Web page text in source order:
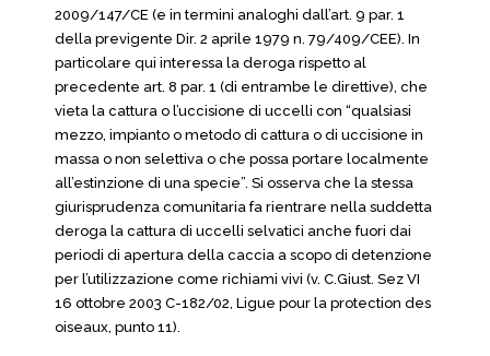
2009/147/CE (e in termini analoghi dall’art. 9 par. 1
della previgente Dir. 2 aprile 1979 n. 79/409/CEE). In
particolare qui interessa la deroga rispetto al
precedente art. 8 par. 1 (di entrambe le direttive), che
vieta la cattura o l’uccisione di uccelli con “qualsiasi
mezzo, impianto o metodo di cattura o di uccisione in
massa o non selettiva o che possa portare localmente
all’estinzione di una specie”. Si osserva che la stessa
giurisprudenza comunitaria fa rientrare nella suddetta
deroga la cattura di uccelli selvatici anche fuori dai
periodi di apertura della caccia a scopo di detenzione
per l’utilizzazione come richiami vivi (v. C.Giust. Sez VI
16 ottobre 2003 C-182/02, Ligue pour la protection des
oiseaux, punto 11).